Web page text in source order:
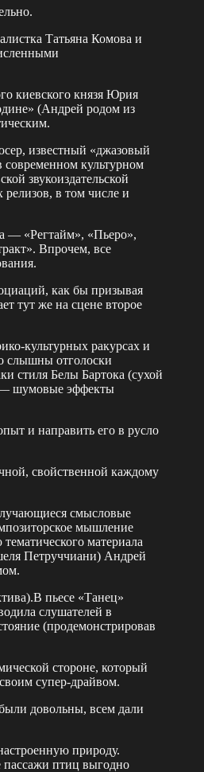
Татьяна Комова и
киевского князя Юрия
(Андрей родом из
известный «джазовый
современном культурном
звукоиздательской
в том числе и
— «Регтайм», «Пьеро»,
Впрочем, все
как бы призывая
тут же на сцене второе
культурных ракурсах и
слышны отголоски
стиля Белы Бартока (сухой
— шумовые эффекты
и направить его в русло
свойственной каждому
смысловые
мышление
материала
Петруччиани) Андрей
пьесе «Танец»
слушателей в
(продемонстрировав
стороне, который
супер-драйвом.
довольны, всем дали
природу.
пассажи птиц выгодно